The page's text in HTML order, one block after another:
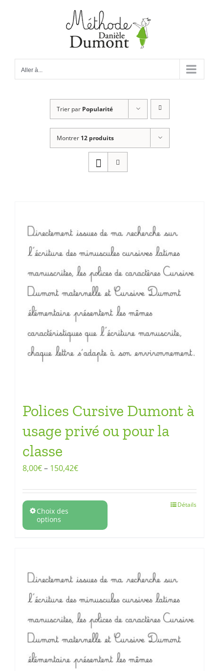
Aller à...
Trier par Popularité
Montrer 12 produits
Polices Cursive Dumont à
usage privé ou pour la
classe
8,00€– 150,42€
Choix des
options
Détails